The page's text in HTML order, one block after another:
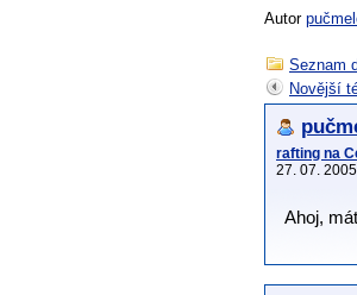
Autor
Seznam
Novější
rafting na
27. 07.
Ahoj,